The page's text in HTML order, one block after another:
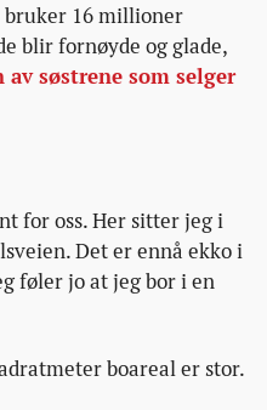
bruker 16 millioner
blir fornøyde og glade,
av søstrene som selger
for oss. Her sitter jeg i
Det er ennå ekko i
føler jo at jeg bor i en
boareal er stor.